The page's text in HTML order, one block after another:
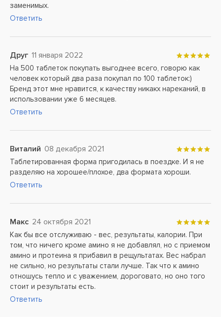
заменимых.
Ответить
Друг 11 января 2022
На 500 таблеток покупать выгоднее всего, говорю как
человек который два раза покупал по 100 таблеток:)
Бренд этот мне нравится, к качеству никакх нареканий, в
использовании уже 6 месяцев.
Ответить
Виталий 08 декабря 2021
Таблетированная форма пригодилась в поездке. И я не
разделяю на хорошее/плохое, два формата хороши.
Ответить
Макс 24 октября 2021
Как бы все отслуживаю - вес, результаты, калории. При
том, что ничего кроме амино я не добавлял, но с приемом
амино и протеина я прибавил в рещультатах. Вес набрал
не сильно, но результаты стали лучше. Так что к амино
отношусь тепло и с уважением, дороговато, но оно того
стоит и результаты есть.
Ответить